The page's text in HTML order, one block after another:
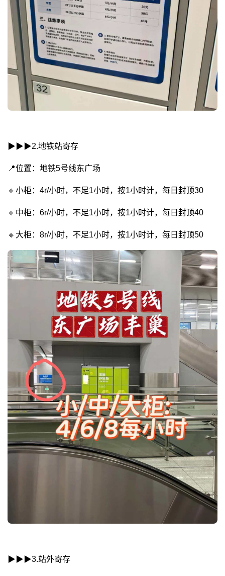
▶︎▶︎▶︎2.地铁站寄存
📍位置：地铁5号线东广场
🔸小柜：4r/小时，不足1小时，按1小时计，每日封顶30
🔸中柜：6r/小时，不足1小时，按1小时计，每日封顶40
🔸大柜：8r/小时，不足1小时，按1小时计，每日封顶50
▶︎▶︎▶︎3.站外寄存